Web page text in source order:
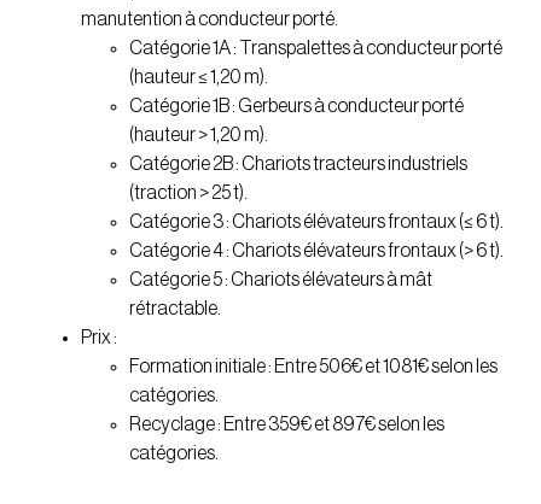
manutention à conducteur porté.
Catégorie 1A : Transpalettes à conducteur porté
(hauteur ≤ 1,20 m).
Catégorie 1B : Gerbeurs à conducteur porté
(hauteur > 1,20 m).
Catégorie 2B : Chariots tracteurs industriels
(traction > 25 t).
Catégorie 3 : Chariots élévateurs frontaux (≤ 6 t).
Catégorie 4 : Chariots élévateurs frontaux (> 6 t).
Catégorie 5 : Chariots élévateurs à mât
rétractable.
Prix :
Formation initiale : Entre 506€ et 1081€ selon les
catégories.
Recyclage : Entre 359€ et 897€ selon les
catégories.